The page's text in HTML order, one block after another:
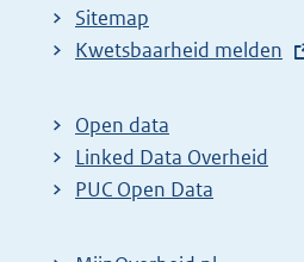
Sitemap
E
t
e
r
Kwetsbaarheid melden
Open data
Linked Data Overheid
PUC Open Data